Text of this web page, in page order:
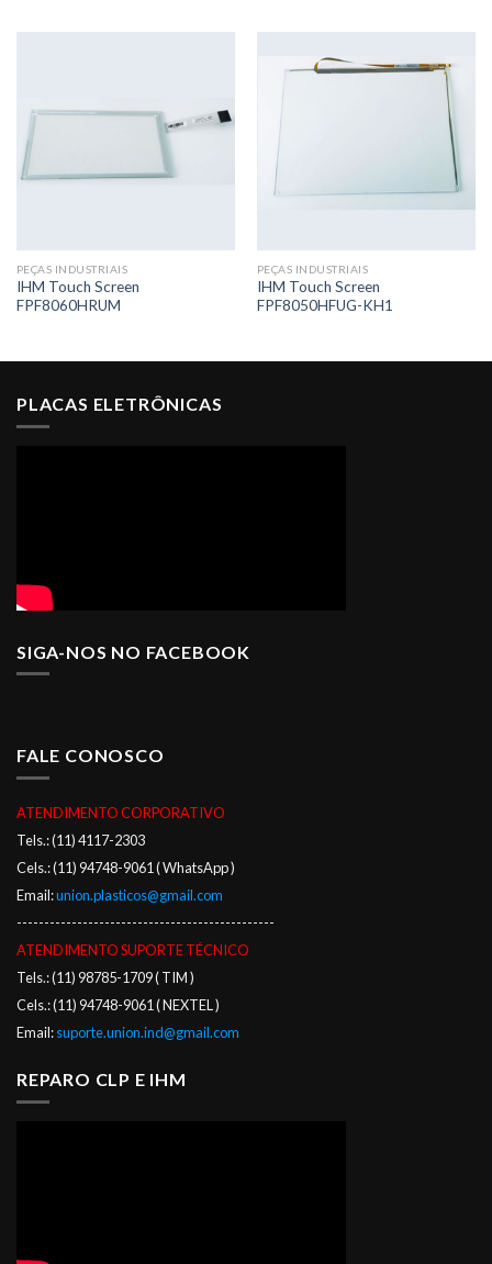
PEÇAS INDUSTRIAIS
IHM Touch Screen
FPF8060HRUM
PEÇAS INDUSTRIAIS
IHM Touch Screen
FPF8050HFUG-KH1
PLACAS ELETRÔNICAS
SIGA-NOS NO FACEBOOK
FALE CONOSCO
ATENDIMENTO CORPORATIVO
Tels.: (11) 4117-2303
Cels.: (11) 94748-9061 ( WhatsApp )
Email:union.plasticos@gmail.com
-----------------------------------------------
ATENDIMENTO SUPORTE TÉCNICO
Tels.: (11) 98785-1709 ( TIM )
Cels.: (11) 94748-9061 ( NEXTEL )
Email:suporte.union.ind@gmail.com
REPARO CLP E IHM